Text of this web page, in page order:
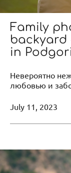
Family
backyard
in
Невероятно
любовью и
July 11, 2023